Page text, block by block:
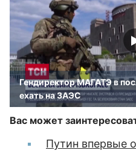
Гендиректор МАГАТЭ в
ехать на ЗАЭС
Вас может
Путин впервые